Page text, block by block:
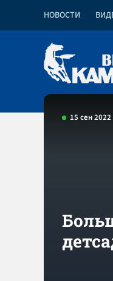
НОВОСТИ
15 сен